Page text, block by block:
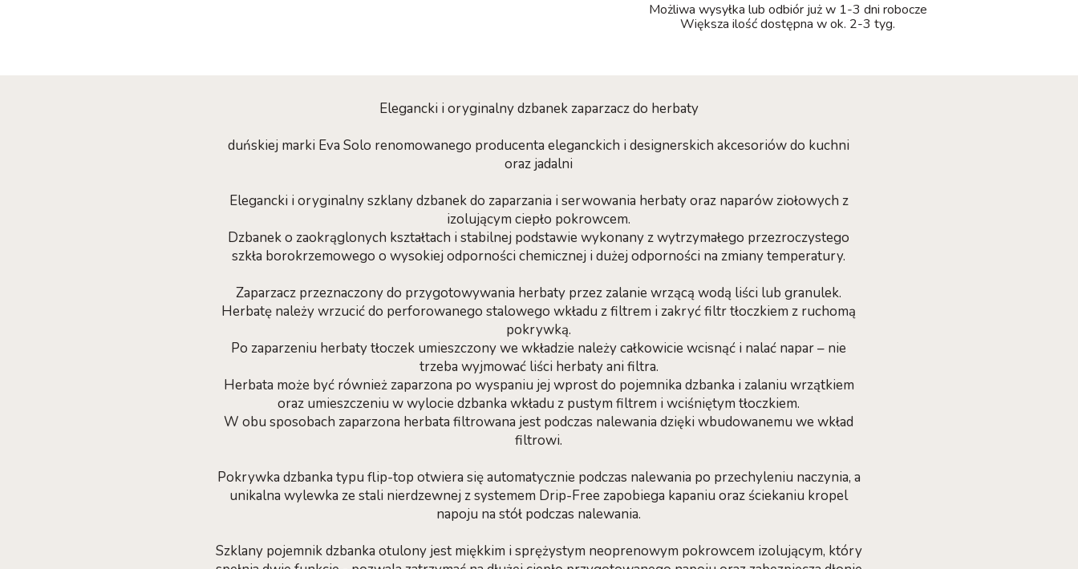
Możliwa wysyłka lub odbiór już w 1-3 dni robocze
Większa ilość dostępna w ok. 2-3 tyg.
Elegancki i oryginalny dzbanek zaparzacz do herbaty
duńskiej marki Eva Solo renomowanego producenta eleganckich i designerskich akcesoriów do kuchni
oraz jadalni
Elegancki i oryginalny szklany dzbanek do zaparzania i serwowania herbaty oraz naparów ziołowych z
izolującym ciepło pokrowcem.
Dzbanek o zaokrąglonych kształtach i stabilnej podstawie wykonany z wytrzymałego przezroczystego
szkła borokrzemowego o wysokiej odporności chemicznej i dużej odporności na zmiany temperatury.
Zaparzacz przeznaczony do przygotowywania herbaty przez zalanie wrzącą wodą liści lub granulek.
Herbatę należy wrzucić do perforowanego stalowego wkładu z filtrem i zakryć filtr tłoczkiem z ruchomą
pokrywką.
Po zaparzeniu herbaty tłoczek umieszczony we wkładzie należy całkowicie wcisnąć i nalać napar – nie
trzeba wyjmować liści herbaty ani filtra.
Herbata może być również zaparzona po wyspaniu jej wprost do pojemnika dzbanka i zalaniu wrzątkiem
oraz umieszczeniu w wylocie dzbanka wkładu z pustym filtrem i wciśniętym tłoczkiem.
W obu sposobach zaparzona herbata filtrowana jest podczas nalewania dzięki wbudowanemu we wkład
filtrowi.
Pokrywka dzbanka typu flip-top otwiera się automatycznie podczas nalewania po przechyleniu naczynia, a
unikalna wylewka ze stali nierdzewnej z systemem Drip-Free zapobiega kapaniu oraz ściekaniu kropel
napoju na stół podczas nalewania.
Szklany pojemnik dzbanka otulony jest miękkim i sprężystym neoprenowym pokrowcem izolującym, który